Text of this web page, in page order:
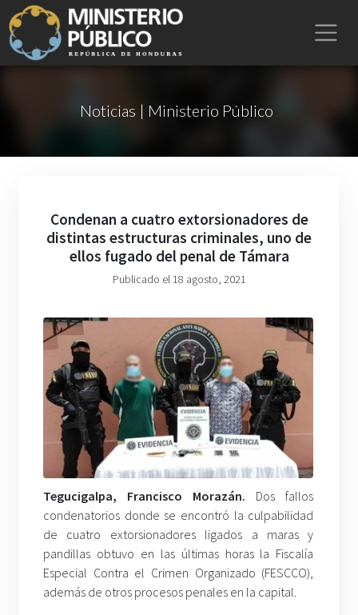
Noticias | Ministerio Público
Condenan a cuatro extorsionadores de
distintas estructuras criminales, uno de
ellos fugado del penal de Támara
Publicado el 18 agosto, 2021
Tegucigalpa, Francisco Morazán. Dos fallos
condenatorios donde se encontró la culpabilidad
de cuatro extorsionadores ligados a maras y
pandillas obtuvo en las últimas horas la Fiscalía
Especial Contra el Crimen Organizado (FESCCO),
además de otros procesos penales en la capital.